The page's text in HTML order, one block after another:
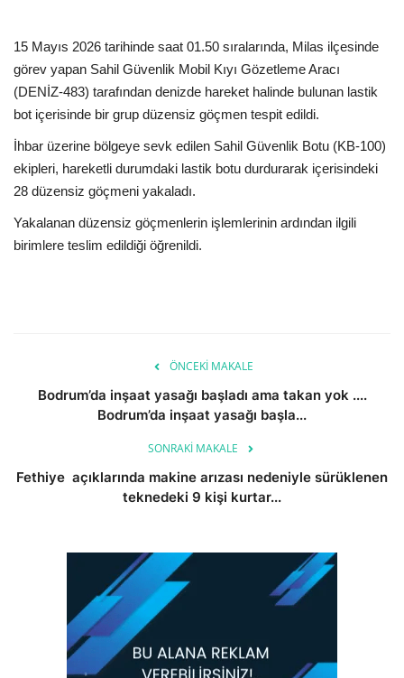
Sağlık
Ekonomi
Gündem
Dünya
15 Mayıs 2026 tarihinde saat 01.50 sıralarında, Milas ilçesinde
görev yapan Sahil Güvenlik Mobil Kıyı Gözetleme Aracı
(DENİZ-483) tarafından denizde hareket halinde bulunan lastik
bot içerisinde bir grup düzensiz göçmen tespit edildi.
İhbar üzerine bölgeye sevk edilen Sahil Güvenlik Botu (KB-100)
ekipleri, hareketli durumdaki lastik botu durdurarak içerisindeki
28 düzensiz göçmeni yakaladı.
Yakalanan düzensiz göçmenlerin işlemlerinin ardından ilgili
birimlere teslim edildiği öğrenildi.
ÖNCEKI MAKALE
Bodrum’da inşaat yasağı başladı ama takan yok ....
Bodrum’da inşaat yasağı başla...
SONRAKI MAKALE
Fethiye açıklarında makine arızası nedeniyle sürüklenen
teknedeki 9 kişi kurtar...